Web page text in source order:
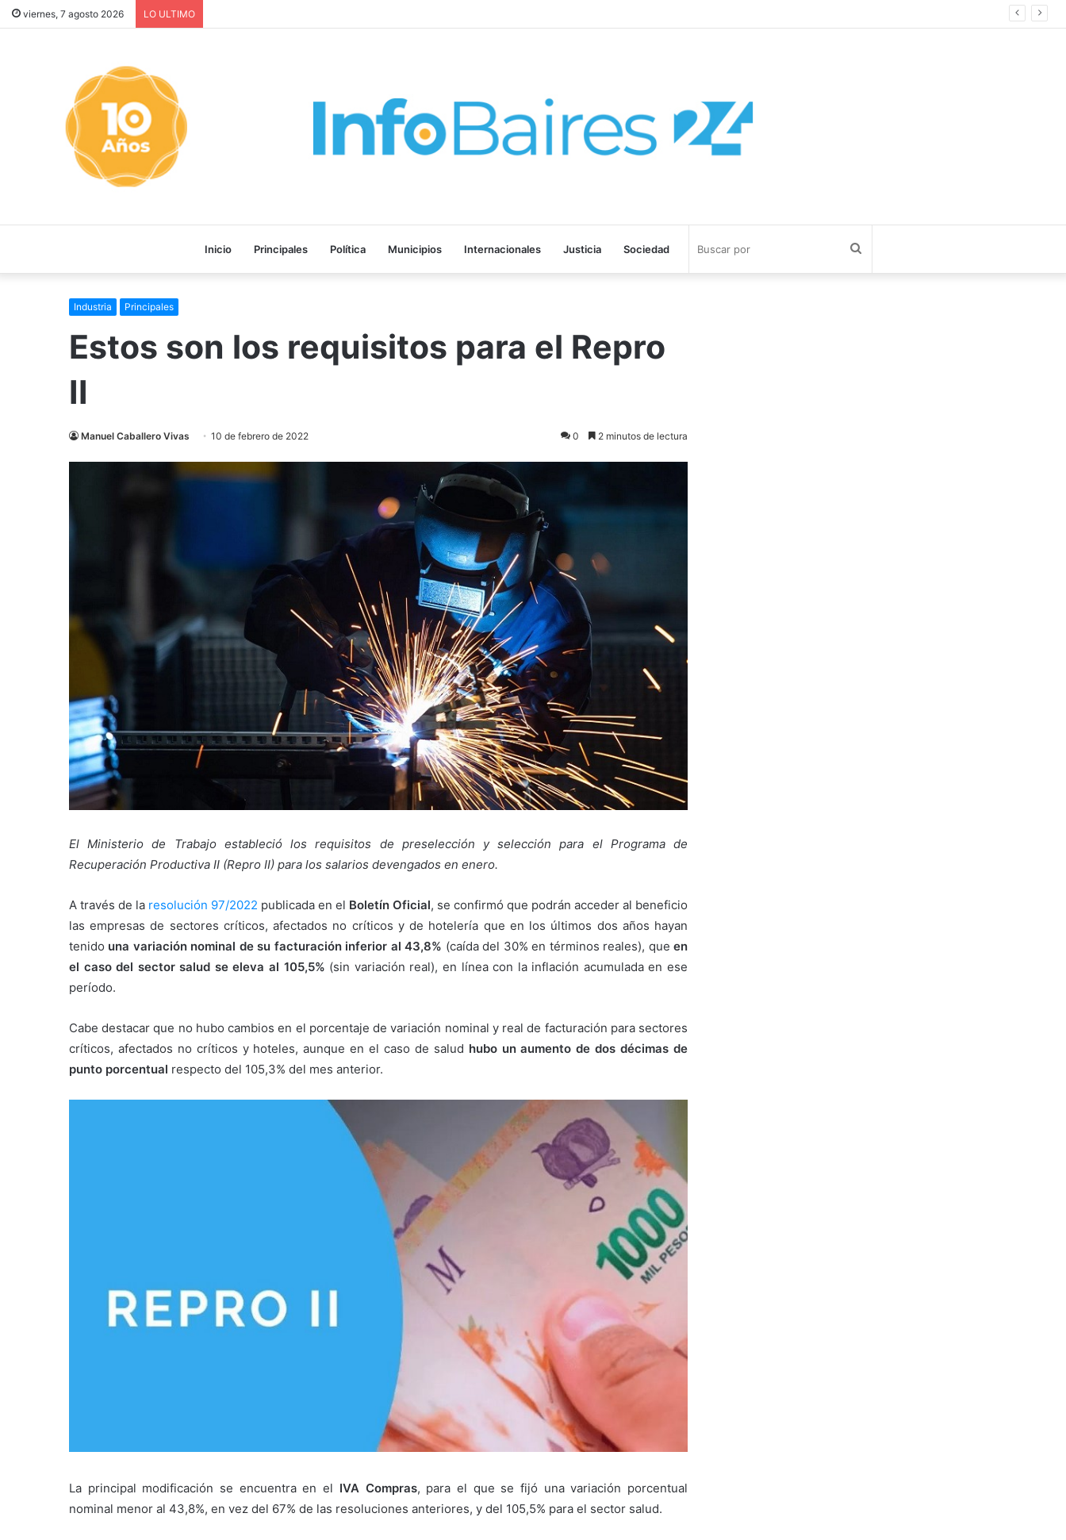
viernes, 7 agosto 2026 LO ULTIMO
Inicio Principales Política Municipios Internacionales Justicia Sociedad
Industria Principales
Estos son los requisitos para el Repro
II
Manuel Caballero Vivas 10 de febrero de 2022 0 2 minutos de lectura
El Ministerio de Trabajo estableció los requisitos de preselección y selección para el Programa de
Recuperación Productiva II (Repro II) para los salarios devengados en enero.
A través de la resolución 97/2022 publicada en el Boletín Oficial, se confirmó que podrán acceder al beneficio
las empresas de sectores críticos, afectados no críticos y de hotelería que en los últimos dos años hayan
tenido una variación nominal de su facturación inferior al 43,8% (caída del 30% en términos reales), queen
el caso del sector salud se eleva al 105,5% (sin variación real), en línea con la inflación acumulada en ese
período.
Cabe destacar que no hubo cambios en el porcentaje de variación nominal y real de facturación para sectores
críticos, afectados no críticos y hoteles, aunque en el caso de salud hubo un aumento de dos décimas de
punto porcentual respecto del 105,3% del mes anterior.
La principal modificación se encuentra en el IVA Compras, para el que se fijó una variación porcentual
nominal menor al 43,8%, en vez del 67% de las resoluciones anteriores, y del 105,5% para el sector salud.